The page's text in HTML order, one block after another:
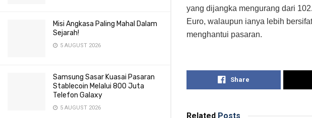
Misi Angkasa Paling Mahal Dalam
Sejarah!
5 AUGUST 2026
Samsung Sasar Kuasai Pasaran
Stablecoin Melalui 800 Juta
Telefon Galaxy
5 AUGUST 2026
yang dijangka mengurang dari
Euro, walaupun ianya lebih
menghantui pasaran.
Share
Related Posts